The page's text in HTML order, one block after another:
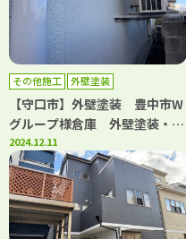
その他施工 外壁塗装
【守口市】外壁塗装 豊中市W
グループ様倉庫 外壁塗装・付
帯部塗装・補修工事 アビリテ
ィペイント
2024.12.11